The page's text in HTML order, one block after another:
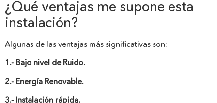
¿Qué ventajas me supone esta
instalación?
Algunas de las ventajas más significativas son:
1.- Bajo nivel de Ruido.
2.- Energía Renovable.
3.- Instalación rápida.